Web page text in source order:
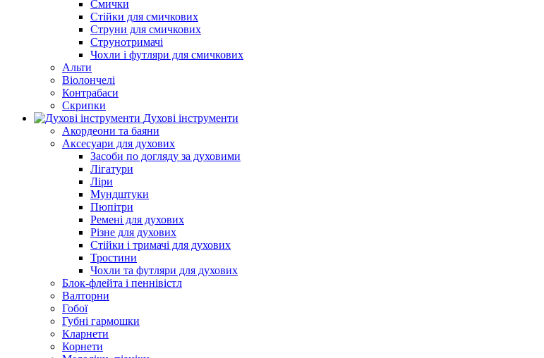
Смички
Стійки для смичкових
Струни для смичкових
Струнотримачі
Чохли і футляри для смичкових
Альти
Віолончелі
Контрабаси
Скрипки
Духові інструменти
Акордеони та баяни
Аксесуари для духових
Засоби по догляду за духовими
Лігатури
Ліри
Мундштуки
Пюпітри
Ремені для духових
Різне для духових
Стійки і тримачі для духових
Тростини
Чохли та футляри для духових
Блок-флейта і пеннівістл
Валторни
Гобої
Губні гармошки
Кларнети
Корнети